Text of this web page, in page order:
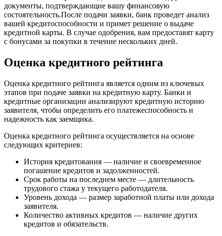
документы, подтверждающие вашу финансовую
состоятельность.После подачи заявки, банк проведет анализ
вашей кредитоспособности и примет решение о выдаче
кредитной карты. В случае одобрения, вам предоставят карту
с бонусами за покупки в течение нескольких дней.
Оценка кредитного рейтинга
Оценка кредитного рейтинга является одним из ключевых
этапов при подаче заявки на кредитную карту. Банки и
кредитные организации анализируют кредитную историю
заявителя, чтобы определить его платежеспособность и
надежность как заемщика.
Оценка кредитного рейтинга осуществляется на основе
следующих критериев:
История кредитования — наличие и своевременное
погашение кредитов и задолженностей.
Срок работы на последнем месте — длительность
трудового стажа у текущего работодателя.
Уровень дохода — размер заработной платы или дохода
заявителя.
Количество активных кредитов — наличие других
кредитов и обязательств.